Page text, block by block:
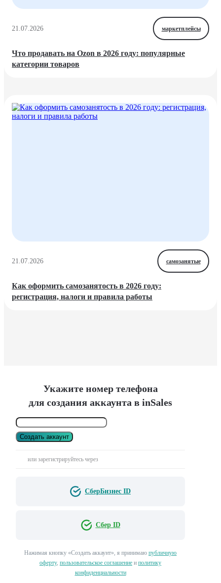
21.07.2026 маркетплейсы
Что продавать на Ozon в 2026 году: популярные
категории товаров
21.07.2026 самозанятые
Как оформить самозанятость в 2026 году:
регистрация, налоги и правила работы
Укажите номер телефона
для создания аккаунта в inSales
Создать аккаунт
или зарегистрируйтесь через
СберБизнес ID
Сбер ID
Нажимая кнопку «Создать аккаунт», я принимаю публичную
оферту, пользовательское соглашение и политику
конфиденциальности